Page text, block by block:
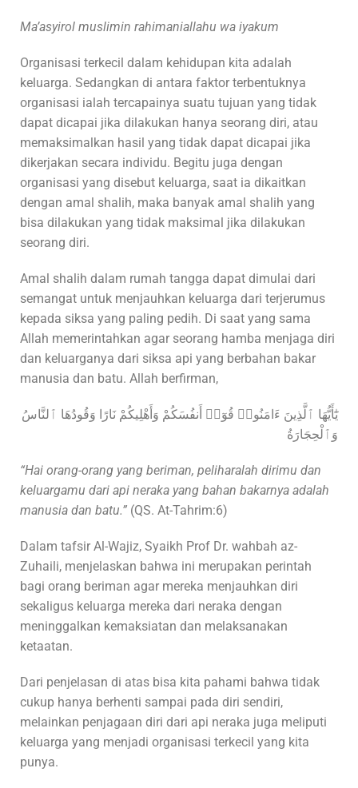
Ma’asyirol muslimin rahimaniallahu wa iyakum
Organisasi terkecil dalam kehidupan kita adalah
keluarga. Sedangkan di antara faktor terbentuknya
organisasi ialah tercapainya suatu tujuan yang tidak
dapat dicapai jika dilakukan hanya seorang diri, atau
memaksimalkan hasil yang tidak dapat dicapai jika
dikerjakan secara individu. Begitu juga dengan
organisasi yang disebut keluarga, saat ia dikaitkan
dengan amal shalih, maka banyak amal shalih yang
bisa dilakukan yang tidak maksimal jika dilakukan
seorang diri.
Amal shalih dalam rumah tangga dapat dimulai dari
semangat untuk menjauhkan keluarga dari terjerumus
kepada siksa yang paling pedih. Di saat yang sama
Allah memerintahkan agar seorang hamba menjaga diri
dan keluarganya dari siksa api yang berbahan bakar
manusia dan batu. Allah berfirman,
يَٰٓأَيُّهَا ٱلَّذِينَ ءَامَنُوا۟ قُوٓا۟ أَنفُسَكُمْ وَأَهْلِيكُمْ نَارًا وَقُودُهَا ٱلنَّاسُ
وَٱلْحِجَارَةُ
“Hai orang-orang yang beriman, peliharalah dirimu dan
keluargamu dari api neraka yang bahan bakarnya adalah
manusia dan batu.” (QS. At-Tahrim:6)
Dalam tafsir Al-Wajiz, Syaikh Prof Dr. wahbah az-
Zuhaili, menjelaskan bahwa ini merupakan perintah
bagi orang beriman agar mereka menjauhkan diri
sekaligus keluarga mereka dari neraka dengan
meninggalkan kemaksiatan dan melaksanakan
ketaatan.
Dari penjelasan di atas bisa kita pahami bahwa tidak
cukup hanya berhenti sampai pada diri sendiri,
melainkan penjagaan diri dari api neraka juga meliputi
keluarga yang menjadi organisasi terkecil yang kita
punya.